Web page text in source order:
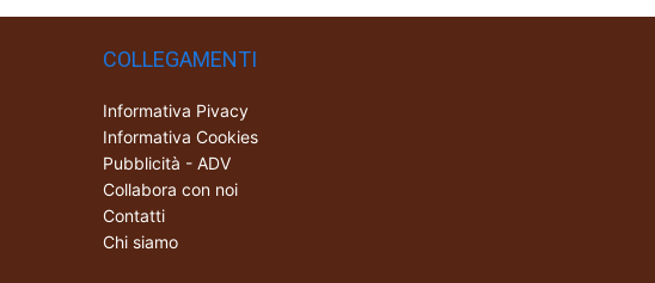
COLLEGAMENTI
Informativa Pivacy
Informativa Cookies
Pubblicità - ADV
Collabora con noi
Contatti
Chi siamo